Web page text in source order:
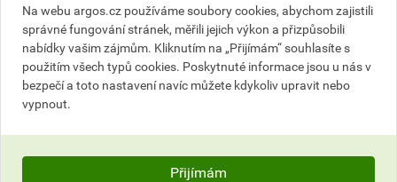
Aktuální prodejní cena po slevě 9% z ceníkové ceny
1 072,28 Kč
bez DPH za ks
1 297,46 Kč
s DPH za ks
Nejnižší prodejní cena v době 30 dnů před
poskytnutím slevy
Na webu argos.cz používáme soubory cookies, abychom zajistili
správné fungování stránek, měřili jejich výkon a přizpůsobili
nabídky vašim zájmům. Kliknutím na „Přijímám“ souhlasíte s
použitím všech typů cookies. Poskytnuté informace jsou u nás v
bezpečí a toto nastavení navíc můžete kdykoliv upravit nebo
vypnout.
Přijímám